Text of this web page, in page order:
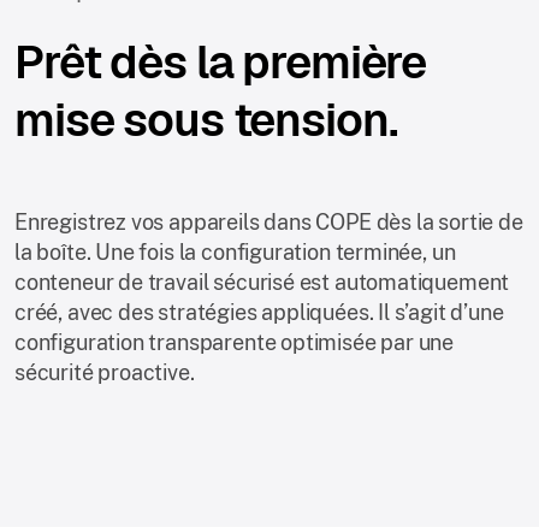
Prêt dès la première
mise sous tension.
Enregistrez vos appareils dans COPE dès la sortie de
la boîte. Une fois la configuration terminée, un
conteneur de travail sécurisé est automatiquement
créé, avec des stratégies appliquées. Il s’agit d’une
configuration transparente optimisée par une
sécurité proactive.